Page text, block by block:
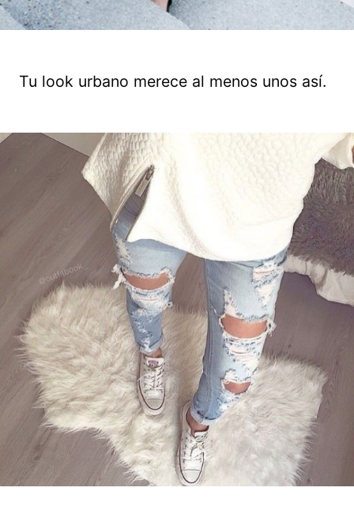
Tu look urbano merece al menos unos así.